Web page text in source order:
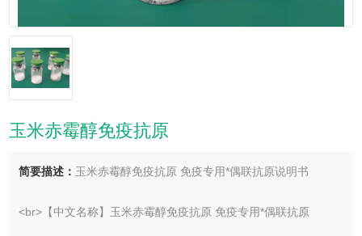
玉米赤霉醇免疫抗原
简要描述： 玉米赤霉醇免疫抗原 免疫专用*偶联抗原说明书
<br>【中文名称】玉米赤霉醇免疫抗原 免疫专用*偶联抗原